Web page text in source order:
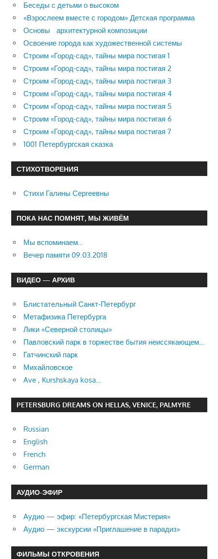
Беседы с детьми о высоком
«Взрослеем вместе с городом» Детская программа
Основы архитектурной композиции
Освоение города как художественной системы
Строим «Город-сад», тайны мира постигая 1
Строим «Город-сад», тайны мира постигая 2
Строим «Город-сад», тайны мира постигая 3
Строим «Город-сад», тайны мира постигая 4
Строим «Город-сад», тайны мира постигая 5
Строим «Город-сад», тайны мира постигая 6
Строим «Город-сад», тайны мира постигая 7
1001 Петербургская сказка
СТИХОТВОРЕНИЯ
Стихи Галины Сергеевны
ПОКА НАС ПОМНЯТ, МЫ ЖИВЁМ
Мы вспоминаем…
Вечер памяти 09.03.2018
ВИДЕО — АРХИВ
Блистательный Санкт-Петербург
Метафизика Петербурга
Лики «Северной столицы»
Павловский парк в торжестве бытия неиссякающем…
Гатчинский парк
Михайловское
Ave , Kurshskaya kosa…
PETERSBURG DREAMS ON HELLAS, VENICE, PALMYRE
Russian
English
French
German
АУДИО-ЭФИР
Аудио — эфир: «Петербургская Мистерия»
Аудио — экскурсии «Приглашение в парадиз»
ФИЛЬМЫ ОТКРОВЕНИЯ